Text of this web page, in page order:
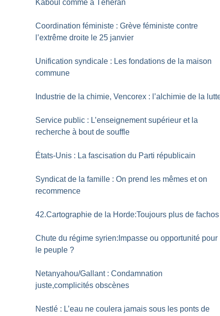
Kaboul comme à Téhéran
Coordination féministe : Grève féministe contre
l’extrême droite le 25 janvier
Unification syndicale : Les fondations de la maison
commune
Industrie de la chimie, Vencorex : l’alchimie de la
Service public : L’enseignement supérieur et la
recherche à bout de souffle
États-Unis : La fascisation du Parti républicain
Syndicat de la famille : On prend les mêmes et on
recommence
42.Cartographie de la Horde:Toujours plus de fachos
Chute du régime syrien:Impasse ou opportunité pour
le peuple ?
Netanyahou/Gallant : Condamnation
juste,complicités obscènes
Nestlé : L’eau ne coulera jamais sous les ponts de